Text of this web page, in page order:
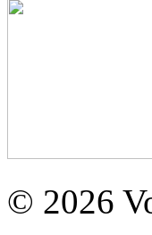
© 2026